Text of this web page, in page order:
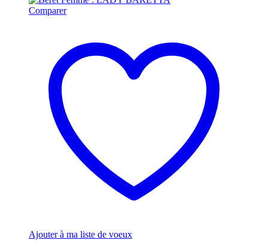
Comparer
Ajouter à ma liste de voeux